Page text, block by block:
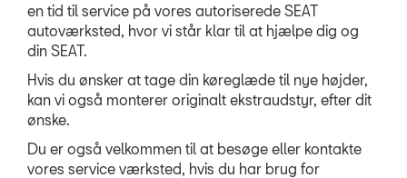
en tid til service på vores autoriserede SEAT
autoværksted, hvor vi står klar til at hjælpe dig og
din SEAT.
Hvis du ønsker at tage din køreglæde til nye højder,
kan vi også monterer originalt ekstraudstyr, efter dit
ønske.
Du er også velkommen til at besøge eller kontakte
vores service værksted, hvis du har brug for